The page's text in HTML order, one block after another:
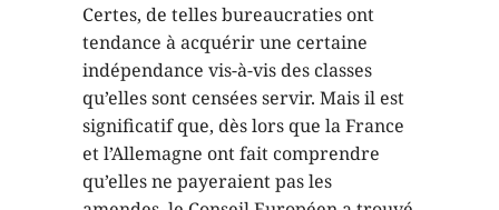
Certes, de telles bureaucraties ont
tendance à acquérir une certaine
indépendance vis-à-vis des classes
qu’elles sont censées servir. Mais il est
significatif que, dès lors que la France
et l’Allemagne ont fait comprendre
qu’elles ne payeraient pas les